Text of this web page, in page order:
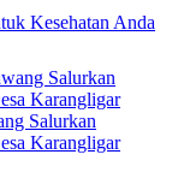
Kesehatan Anda
Salurkan
Karangligar